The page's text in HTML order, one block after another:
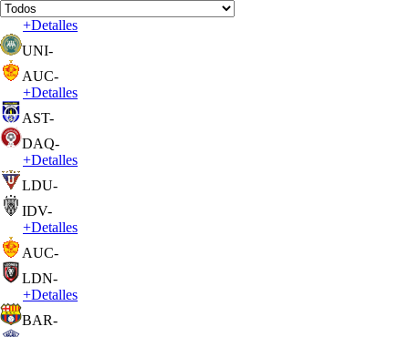
+Detalles
UNI-
AUC-
+Detalles
AST-
DAQ-
+Detalles
LDU-
IDV-
+Detalles
AUC-
LDN-
+Detalles
BAR-